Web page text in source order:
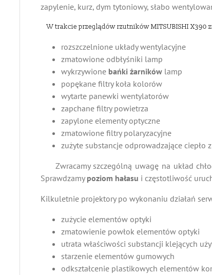
zapylenie, kurz, dym tytoniowy, słabo
W trakcie przeglądów rzutników MITSUBISHI X390
rozszczelnione układy wentylacyjne
zmatowione odbłyśniki lamp
wykrzywione bańki żarników lamp
popękane filtry koła kolorów
wytarte panewki wentylatorów
zapchane filtry powietrza
zapylone elementy optyczne
zmatowione filtry polaryzacyjne
zużyte substancje odprowadzające ciepło
Zwracamy szczególną uwagę na układ
Sprawdzamy poziom hałasu i częstotliwość
Kilkuletnie projektory po wykonaniu działań
zużycie elementów optyki
zmatowienie powłok elementów optyki
utrata właściwości substancji klejących
starzenie elementów gumowych
odkształcenie plastikowych elementów